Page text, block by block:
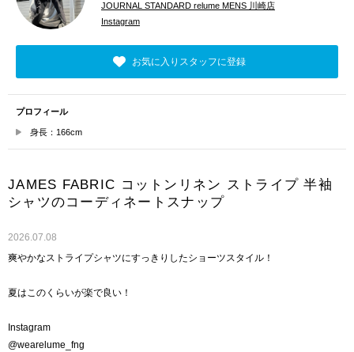
JOURNAL STANDARD relume MENS 川崎店
Instagram
お気に入りスタッフに登録
プロフィール
身長：166cm
JAMES FABRIC コットンリネン ストライプ 半袖
シャツのコーディネートスナップ
2026.07.08
爽やかなストライプシャツにすっきりしたショーツスタイル！
夏はこのくらいが楽で良い！
Instagram
@wearelume_fng